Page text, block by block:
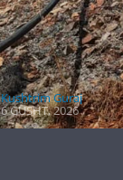
Kushtrim Guraj
6 GUSHT, 2026